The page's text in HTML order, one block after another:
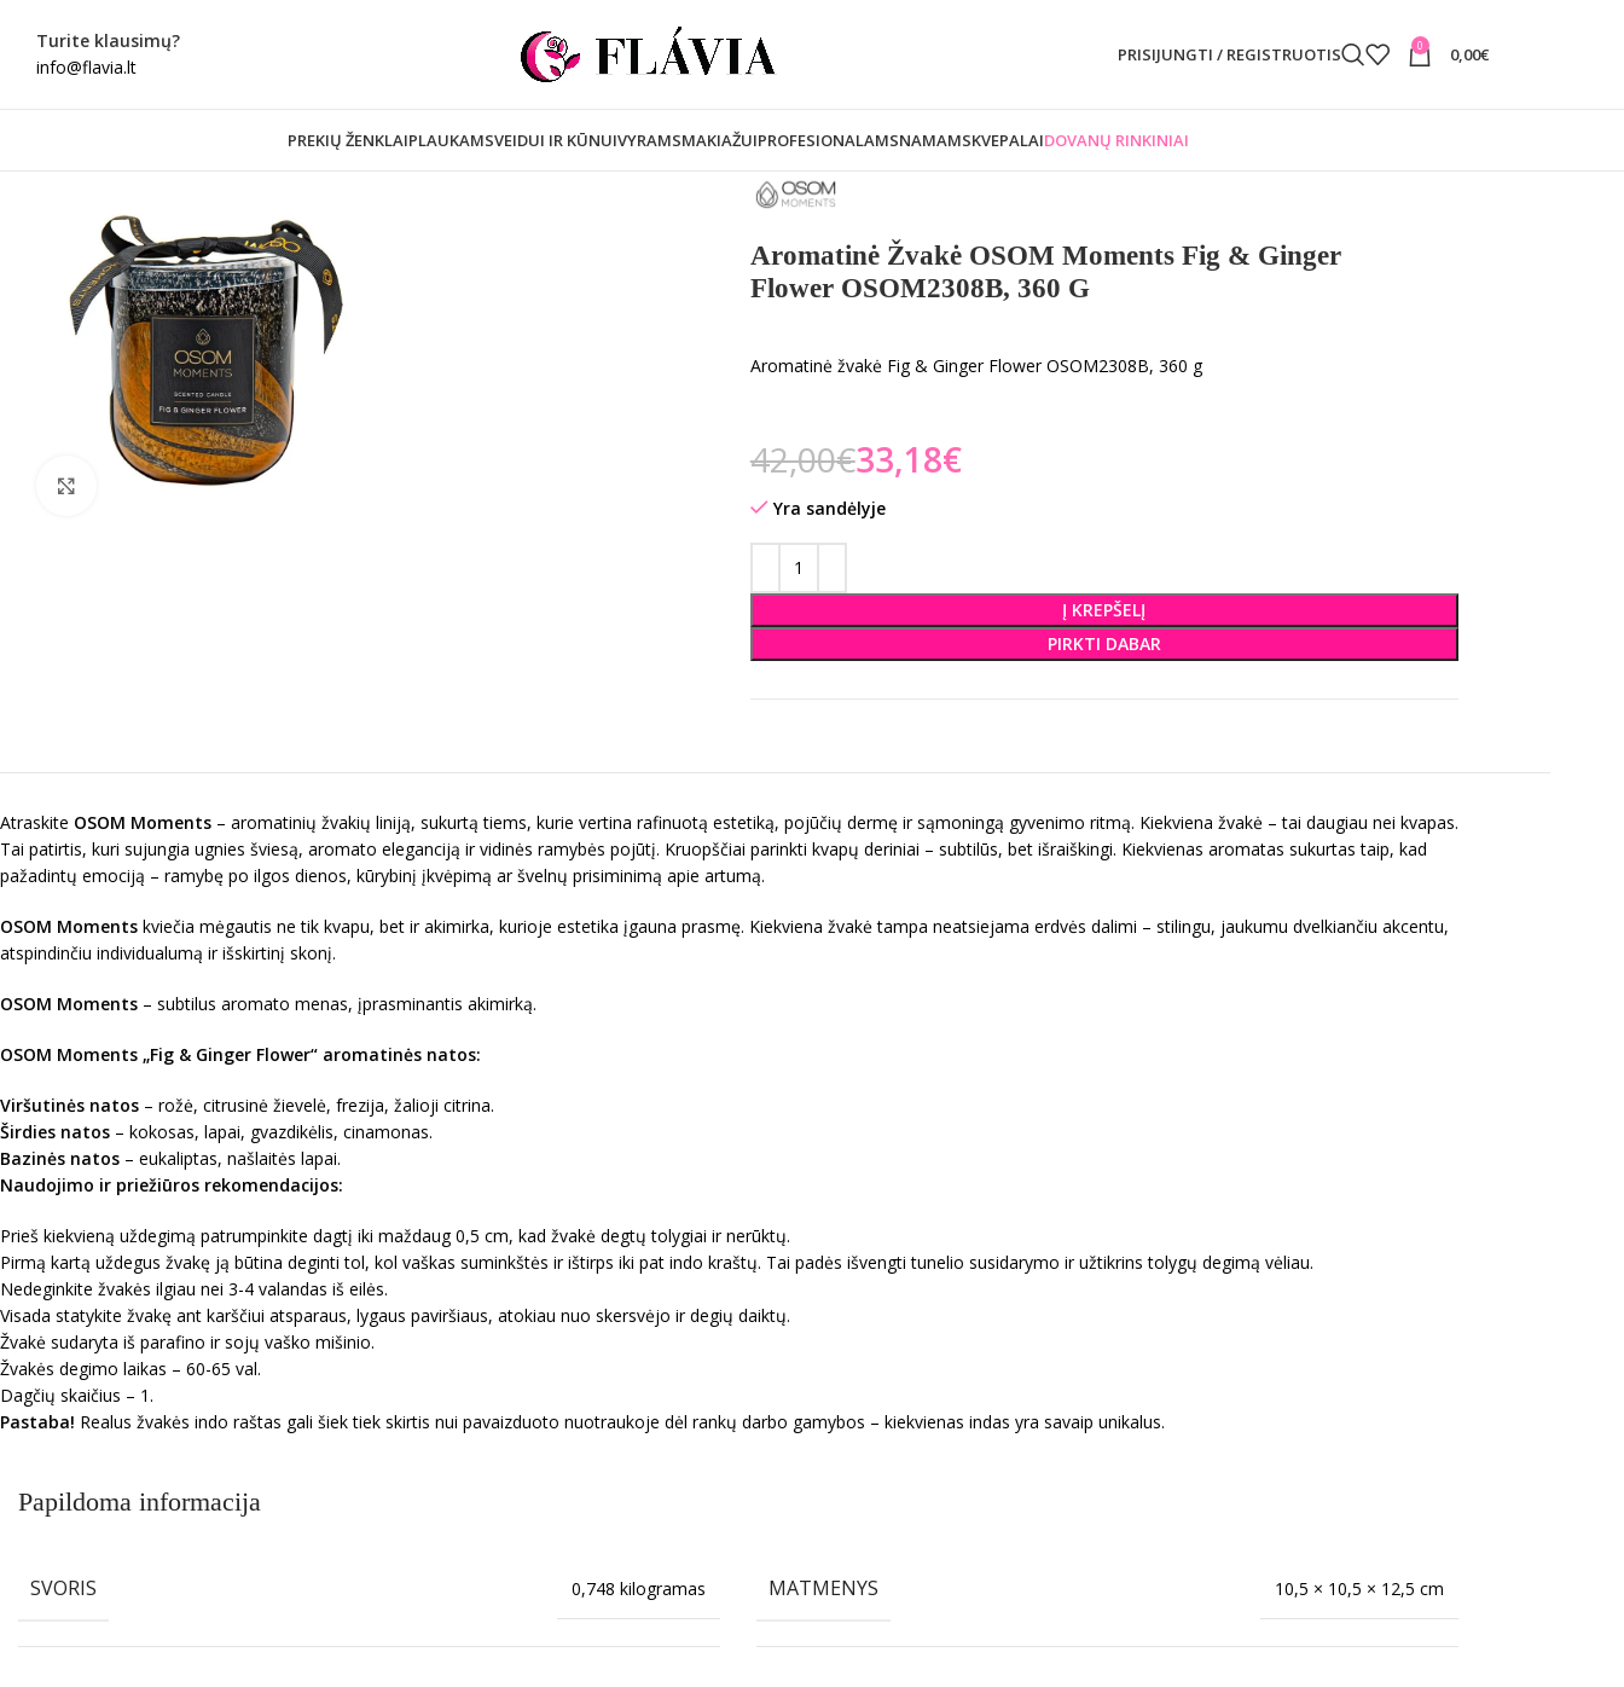
Turite klausimų?
info@flavia.lt
PRISIJUNGTI / REGISTRUOTIS 0 0,00€
PREKIŲ ŽENKLAIPLAUKAMSVEIDUI IR KŪNUIVYRAMSMAKIAŽUIPROFESIONALAMSNAMAMSKVEPALAIDOVANŲ RINKINIAI
Spustelėkite norėdami padidinti
Aromatinė Žvakė OSOM Moments Fig & Ginger
Flower OSOM2308B, 360 G
Aromatinė žvakė Fig & Ginger Flower OSOM2308B, 360 g
42,00€33,18€
Yra sandėlyje
Į KREPŠELĮ
PIRKTI DABAR
Atraskite OSOM Moments – aromatinių žvakių liniją, sukurtą tiems, kurie vertina rafinuotą estetiką, pojūčių dermę ir sąmoningą gyvenimo ritmą. Kiekviena žvakė – tai daugiau nei kvapas.
Tai patirtis, kuri sujungia ugnies šviesą, aromato eleganciją ir vidinės ramybės pojūtį. Kruopščiai parinkti kvapų deriniai – subtilūs, bet išraiškingi. Kiekvienas aromatas sukurtas taip, kad
pažadintų emociją – ramybę po ilgos dienos, kūrybinį įkvėpimą ar švelnų prisiminimą apie artumą.
OSOM Moments kviečia mėgautis ne tik kvapu, bet ir akimirka, kurioje estetika įgauna prasmę. Kiekviena žvakė tampa neatsiejama erdvės dalimi – stilingu, jaukumu dvelkiančiu akcentu,
atspindinčiu individualumą ir išskirtinį skonį.
OSOM Moments – subtilus aromato menas, įprasminantis akimirką.
OSOM Moments „Fig & Ginger Flower“ aromatinės natos:
Viršutinės natos – rožė, citrusinė žievelė, frezija, žalioji citrina.
Širdies natos – kokosas, lapai, gvazdikėlis, cinamonas.
Bazinės natos – eukaliptas, našlaitės lapai.
Naudojimo ir priežiūros rekomendacijos:
Prieš kiekvieną uždegimą patrumpinkite dagtį iki maždaug 0,5 cm, kad žvakė degtų tolygiai ir nerūktų.
Pirmą kartą uždegus žvakę ją būtina deginti tol, kol vaškas suminkštės ir ištirps iki pat indo kraštų. Tai padės išvengti tunelio susidarymo ir užtikrins tolygų degimą vėliau.
Nedeginkite žvakės ilgiau nei 3-4 valandas iš eilės.
Visada statykite žvakę ant karščiui atsparaus, lygaus paviršiaus, atokiau nuo skersvėjo ir degių daiktų.
Žvakė sudaryta iš parafino ir sojų vaško mišinio.
Žvakės degimo laikas – 60-65 val.
Dagčių skaičius – 1.
Pastaba! Realus žvakės indo raštas gali šiek tiek skirtis nui pavaizduoto nuotraukoje dėl rankų darbo gamybos – kiekvienas indas yra savaip unikalus.
Papildoma informacija
SVORIS 0,748 kilogramas MATMENYS 10,5 × 10,5 × 12,5 cm